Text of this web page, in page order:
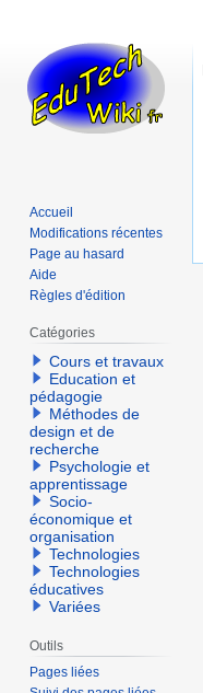
Accueil
Modifications récentes
Page au hasard
Aide
Règles d'édition
Catégories
Cours et travaux
Education et
pédagogie
Méthodes de
design et de
recherche
Psychologie et
apprentissage
Socio-
économique et
organisation
Technologies
Technologies
éducatives
Variées
Outils
Pages liées